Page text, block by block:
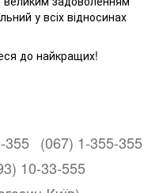
у всіх відносинах
до найкращих!
355 (067) 1-355-355
10-33-555